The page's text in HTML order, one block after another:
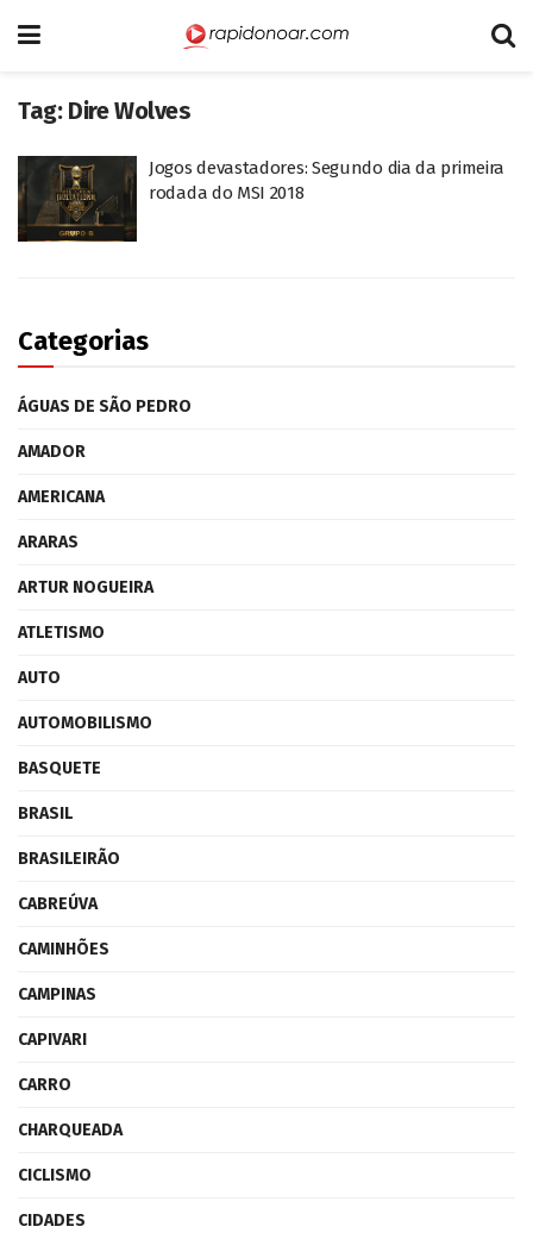
Tag: Dire Wolves
Jogos devastadores: Segundo dia da primeira
rodada do MSI 2018
Categorias
ÁGUAS DE SÃO PEDRO
AMADOR
AMERICANA
ARARAS
ARTUR NOGUEIRA
ATLETISMO
AUTO
AUTOMOBILISMO
BASQUETE
BRASIL
BRASILEIRÃO
CABREÚVA
CAMINHÕES
CAMPINAS
CAPIVARI
CARRO
CHARQUEADA
CICLISMO
CIDADES